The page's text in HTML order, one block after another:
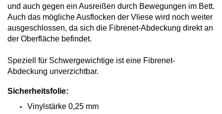
und auch gegen ein Ausreißen durch Bewegungen im Bett.
Auch das mögliche Ausflocken der Vliese wird noch weiter
ausgeschlossen, da sich die Fibrenet-Abdeckung direkt an
der Oberfläche befindet.
Speziell für Schwergewichtige ist eine Fibrenet-
Abdeckung unverzichtbar.
Sicherheitsfolie:
Vinylstärke 0,25 mm